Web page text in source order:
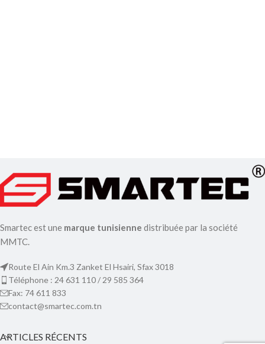
Smartec est une marque tunisienne distribuée par la société
MMTC.
Route El Ain Km.3 Zanket El Hsairi, Sfax 3018
Téléphone : 24 631 110 / 29 585 364
Fax: 74 611 833
contact@smartec.com.tn
ARTICLES RÉCENTS